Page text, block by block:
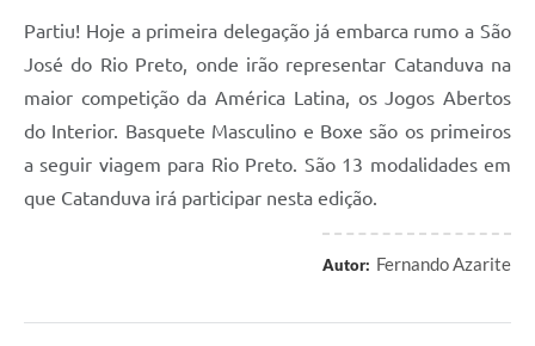
Diário Oficial
Contato
Editais
Partiu! Hoje a primeira delegação já embarca rumo a São
José do Rio Preto, onde irão representar Catanduva na
maior competição da América Latina, os Jogos Abertos
do Interior. Basquete Masculino e Boxe são os primeiros
a seguir viagem para Rio Preto. São 13 modalidades em
que Catanduva irá participar nesta edição.
Autor: Fernando Azarite